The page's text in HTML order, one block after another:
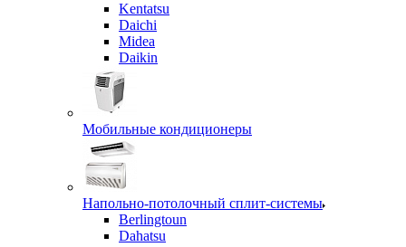
Kentatsu
Daichi
Midea
Daikin
Мобильные кондиционеры
Напольно-потолочный сплит-системы
Berlingtoun
Dahatsu